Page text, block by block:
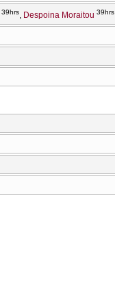
39hrs Despoina Moraitou 39hrs